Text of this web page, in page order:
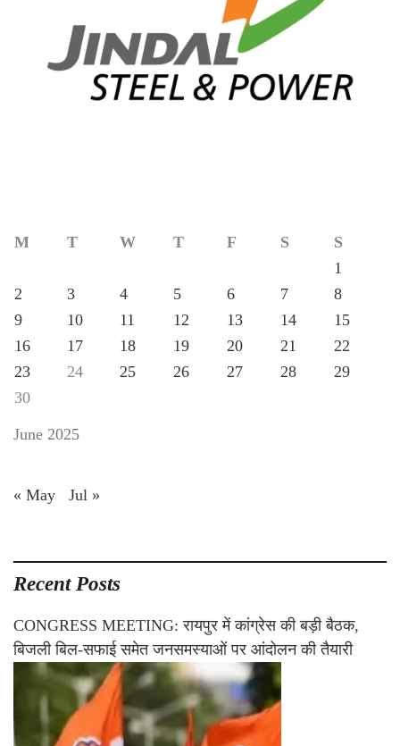
June 2025
M T W T F S
S
1
2
3 4 5 6 7
8
9
10 11 12 13 14
15
16
17 18 19 20 21
22
23
24 25 26 27 28
29
30
« May Jul »
Recent Posts
CONGRESS MEETING: रायपुर में कांग्रेस की बड़ी बैठक,
बिजली बिल-सफाई समेत जनसमस्याओं पर आंदोलन की तैयारी